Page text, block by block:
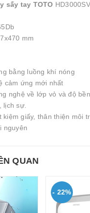
sấy tay TOTO
mm
bằng luồng khí nóng
cảm ứng mới nhất
nghệ về lớp vỏ và độ
lịch sự.
kiệm giấy, thân thiện môi
nguyên
QUAN
- 22%